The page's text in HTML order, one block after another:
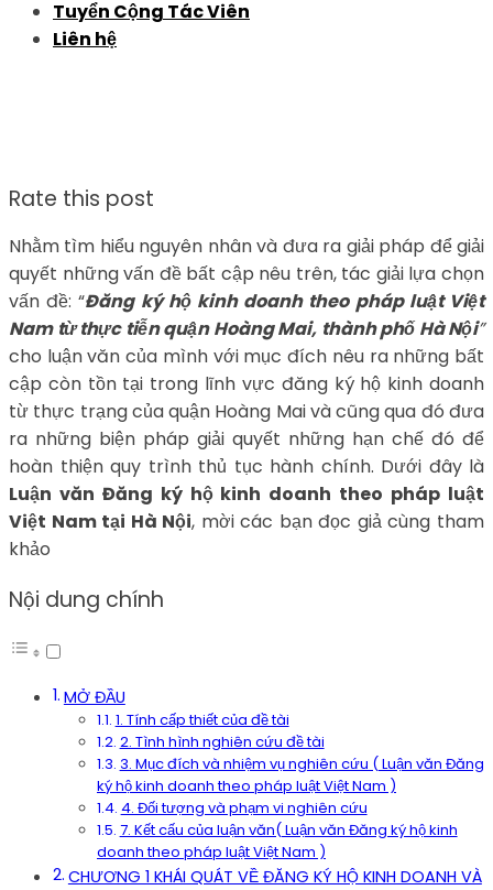
Tuyển Cộng Tác Viên
Liên hệ
Rate this post
Nhằm tìm hiểu nguyên nhân và đưa ra giải pháp để giải
quyết những vấn đề bất cập nêu trên, tác giải lựa chọn
vấn đề: “Đăng ký hộ kinh doanh theo pháp luật Việt
Nam từ thực tiễn quận Hoàng Mai, thành phố Hà Nội”
cho luận văn của mình với mục đích nêu ra những bất
cập còn tồn tại trong lĩnh vực đăng ký hộ kinh doanh
từ thực trạng của quận Hoàng Mai và cũng qua đó đưa
ra những biện pháp giải quyết những hạn chế đó để
hoàn thiện quy trình thủ tục hành chính. Dưới đây là
Luận văn Đăng ký hộ kinh doanh theo pháp luật
Việt Nam tại Hà Nội, mời các bạn đọc giả cùng tham
khảo
Nội dung chính
MỞ ĐẦU
1. Tính cấp thiết của đề tài
2. Tình hình nghiên cứu đề tài
3. Mục đích và nhiệm vụ nghiên cứu ( Luận văn Đăng
ký hộ kinh doanh theo pháp luật Việt Nam )
4. Đối tượng và phạm vi nghiên cứu
7. Kết cấu của luận văn( Luận văn Đăng ký hộ kinh
doanh theo pháp luật Việt Nam )
CHƯƠNG 1 KHÁI QUÁT VỀ ĐĂNG KÝ HỘ KINH DOANH VÀ